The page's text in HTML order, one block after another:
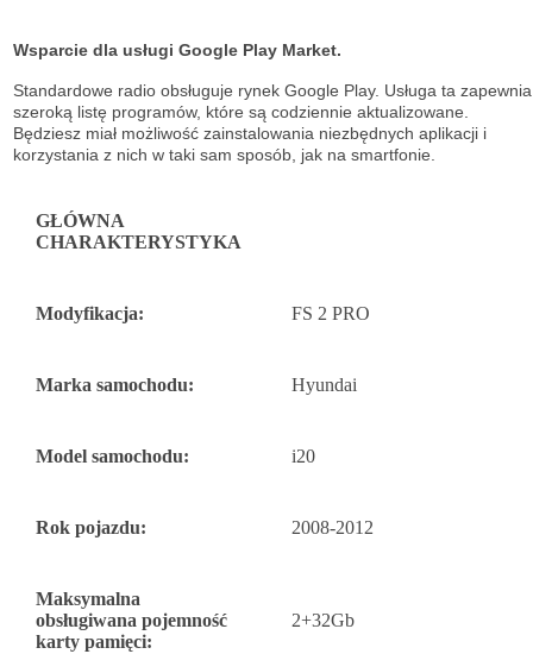
Wsparcie dla usługi Google Play Market.
Standardowe radio obsługuje rynek Google Play. Usługa ta zapewnia
szeroką listę programów, które są codziennie aktualizowane.
Będziesz miał możliwość zainstalowania niezbędnych aplikacji i
korzystania z nich w taki sam sposób, jak na smartfonie.
GŁÓWNA
CHARAKTERYSTYKA
Modyfikacja: FS 2 PRO
Marka samochodu: Hyundai
Model samochodu: i20
Rok pojazdu: 2008-2012
Maksymalna
obsługiwana pojemność
karty pamięci:
2+32Gb